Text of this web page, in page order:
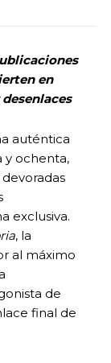
en
auténtica
y ochenta,
exclusiva.
, la
al máximo
de
final de